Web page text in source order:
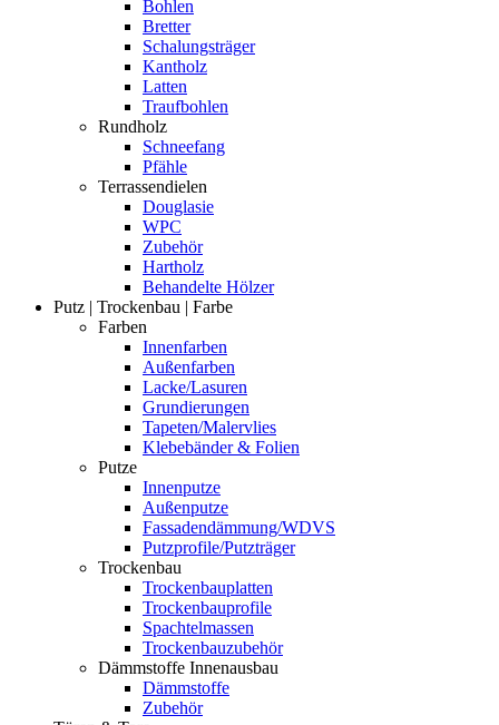
Bohlen
Bretter
Schalungsträger
Kantholz
Latten
Traufbohlen
Rundholz
Schneefang
Pfähle
Terrassendielen
Douglasie
WPC
Zubehör
Hartholz
Behandelte Hölzer
Putz | Trockenbau | Farbe
Farben
Innenfarben
Außenfarben
Lacke/Lasuren
Grundierungen
Tapeten/Malervlies
Klebebänder & Folien
Putze
Innenputze
Außenputze
Fassadendämmung/WDVS
Putzprofile/Putzträger
Trockenbau
Trockenbauplatten
Trockenbauprofile
Spachtelmassen
Trockenbauzubehör
Dämmstoffe Innenausbau
Dämmstoffe
Zubehör